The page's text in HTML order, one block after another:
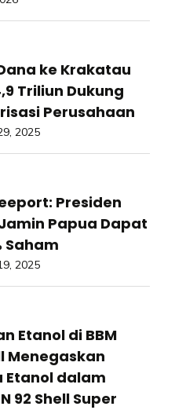
ke Krakatau
Triliun Dukung
Perusahaan
2025
Presiden
Papua Dapat
Saham
2025
Etanol di BBM
Menegaskan
Etanol dalam
92 Shell Super